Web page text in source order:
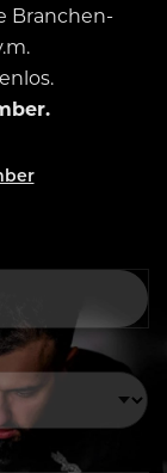
Branchen-